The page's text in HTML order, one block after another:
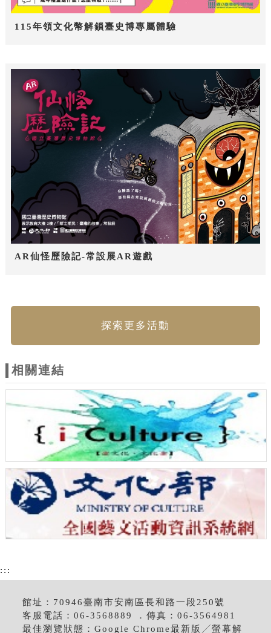
115年領文化幣解鎖臺史博專屬體驗
AR仙怪歷險記-常設展AR遊戲
探索更多活動
相關連結
:::
館址：70946臺南市安南區長和路一段250號
客服電話：06-3568889 ．傳真：06-3564981
最佳瀏覽狀態：Google Chrome最新版╱螢幕解